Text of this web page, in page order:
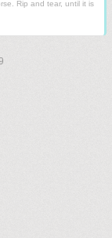
Rip and tear, until it is